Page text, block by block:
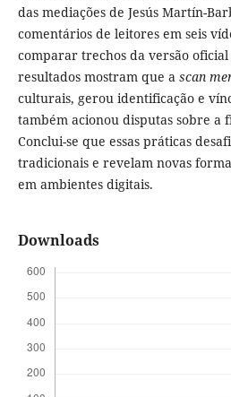
das mediações de Jesús Martín-
comentários de leitores em seis
comparar trechos da versão
resultados mostram que a scan
culturais, gerou identificação e
também acionou disputas sobre a
Conclui-se que essas práticas
tradicionais e revelam novas
em ambientes digitais.
Downloads